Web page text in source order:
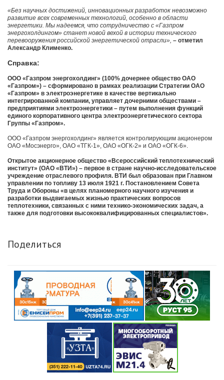
«Без научных достижений, инновационных разработок невозможно
развитие всех современных технологий, особенно в области
энергетики. Мы надеемся, что сотрудничество с «Газпром
энергохолдингом» станет новой вехой в истории технического
перевооружения российской энергетической отрасли», – отметил
Александр Клименко.
Справка:
ООО «Газпром энергохолдинг» (100% дочернее общество ОАО
«Газпром») – сформировано в рамках реализации Стратегии ОАО
«Газпром» в электроэнергетике в качестве вертикально
интегрированной компании, управляет дочерними обществами –
предприятиями электроэнергетики – путем выполнения функций
единого корпоративного центра электроэнергетического сектора
Группы «Газпром».
ООО «Газпром энергохолдинг» является контролирующим акционером
ОАО «Мосэнерго», ОАО «ТГК-1», ОАО «ОГК-2» и ОАО «ОГК-6».
Открытое акционерное общество «Всероссийский теплотехнический
институт» (ОАО «ВТИ») – первое в стране научно-исследовательское
учреждение отраслевого профиля. ВТИ был образован при Главном
управлении по топливу 13 июля 1921 г. Постановлением Совета
Труда и Обороны «в целях планомерного научного изучения и
разработки выдвигаемых жизнью практических вопросов
теплотехники, связанных с ними технико-экономических задач, а
также для подготовки высококвалифицированных специалистов».
Поделиться